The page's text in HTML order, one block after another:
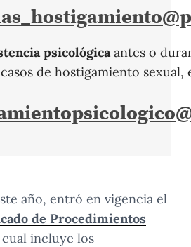
psicológicaantes o
de hostigamiento sexual,
año, entró en vigencia el
de Procedimientos
cual incluye los